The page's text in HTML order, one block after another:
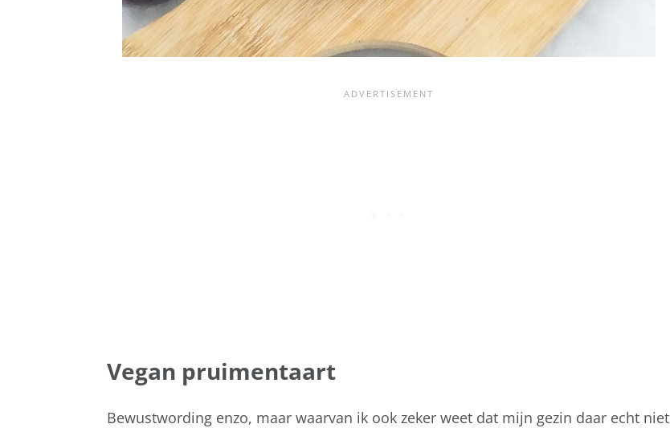
Vegan pruimentaart
Bewustwording enzo, maar waarvan ik ook zeker weet dat mijn gezin daar echt niet